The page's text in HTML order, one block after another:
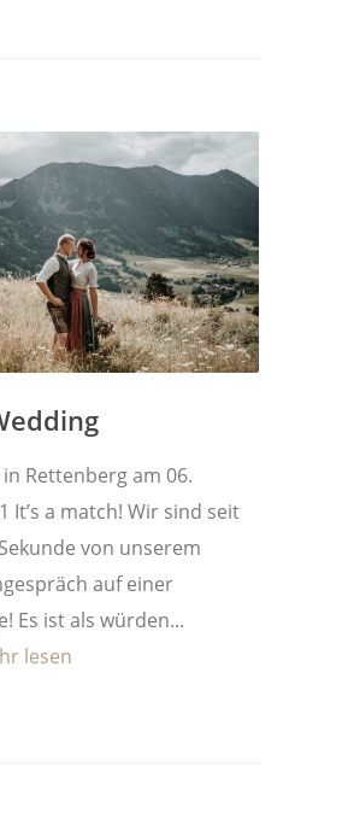
in Rettenberg am 06.
It’s a match! Wir sind seit
von unserem
auf einer
Es ist als würden...